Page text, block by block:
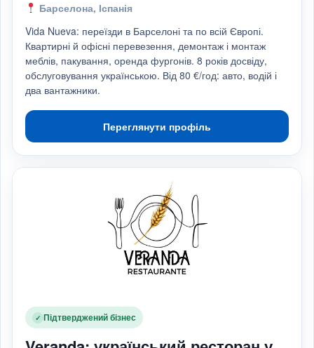
Барселона, Іспанія
Vida Nueva: переїзди в Барселоні та по всій Європі.
Квартирні й офісні перевезення, демонтаж і монтаж
меблів, пакування, оренда фургонів. 8 років досвіду,
обслуговування українською. Від 80 €/год: авто, водій і
два вантажники.
Переглянути профіль
✓ Підтверджений бізнес